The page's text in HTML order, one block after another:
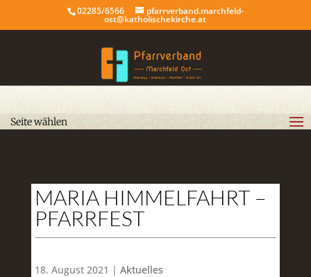
02285/6566 pfarrverband.marchfeld-
ost@katholischekirche.at
Seite wählen
MARIA HIMMELFAHRT –
PFARRFEST
18. August 2021 | Aktuelles